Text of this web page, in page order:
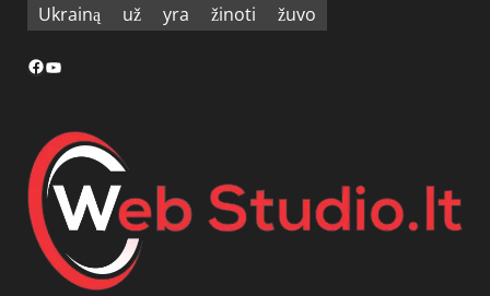
Ukrainą
už yra žinoti žuvo
Facebook
YouTube